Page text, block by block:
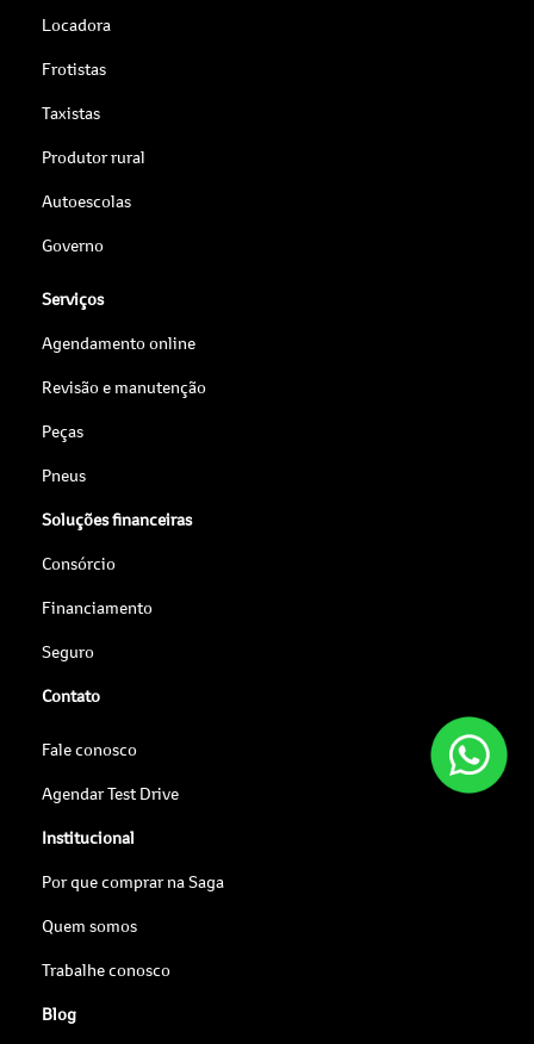
Locadora
Frotistas
Taxistas
Produtor rural
Autoescolas
Governo
Serviços
Agendamento online
Revisão e manutenção
Peças
Pneus
Soluções financeiras
Consórcio
Financiamento
Seguro
Contato
Fale conosco
Agendar Test Drive
Institucional
Por que comprar na Saga
Quem somos
Trabalhe conosco
Blog